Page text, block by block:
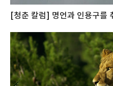
[청춘 칼럼] 명언과 인용구를